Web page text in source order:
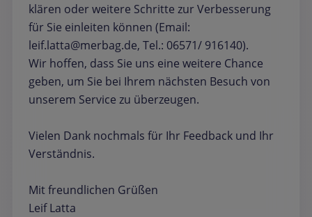
klären oder weitere Schritte zur Verbesserung
für Sie einleiten können (Email:
leif.latta@merbag.de, Tel.: 06571/ 916140).
Wir hoffen, dass Sie uns eine weitere Chance
geben, um Sie bei Ihrem nächsten Besuch von
unserem Service zu überzeugen.
Vielen Dank nochmals für Ihr Feedback und Ihr
Verständnis.
Mit freundlichen Grüßen
Leif Latta